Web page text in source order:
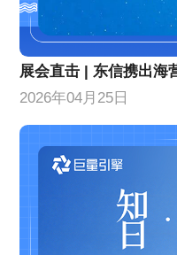
2026年04月25日